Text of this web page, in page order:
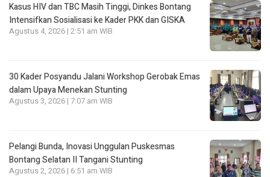
Kasus HIV dan TBC Masih Tinggi, Dinkes Bontang
Intensifkan Sosialisasi ke Kader PKK dan GISKA
Agustus 4, 2026 | 2:51 am WIB
30 Kader Posyandu Jalani Workshop Gerobak Emas
dalam Upaya Menekan Stunting
Agustus 3, 2026 | 7:07 am WIB
Pelangi Bunda, Inovasi Unggulan Puskesmas
Bontang Selatan II Tangani Stunting
Agustus 2, 2026 | 6:51 am WIB